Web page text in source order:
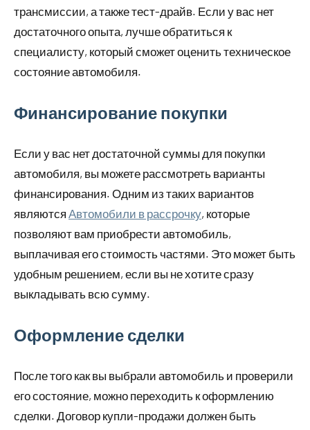
трансмиссии, а также тест-драйв. Если у вас нет
достаточного опыта, лучше обратиться к
специалисту, который сможет оценить техническое
состояние автомобиля.
Финансирование покупки
Если у вас нет достаточной суммы для покупки
автомобиля, вы можете рассмотреть варианты
финансирования. Одним из таких вариантов
являются Автомобили в рассрочку, которые
позволяют вам приобрести автомобиль,
выплачивая его стоимость частями. Это может быть
удобным решением, если вы не хотите сразу
выкладывать всю сумму.
Оформление сделки
После того как вы выбрали автомобиль и проверили
его состояние, можно переходить к оформлению
сделки. Договор купли-продажи должен быть